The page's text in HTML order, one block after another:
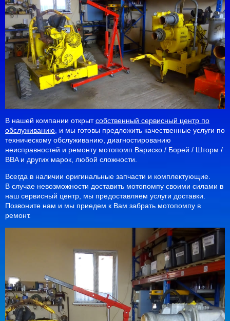
В нашей компании открытсобственный сервисный центр по
обслуживанию , и мы готовы предложить качественные услуги по
техническому обслуживанию, диагностированию
неисправностей и ремонту мотопомп Вариско / Борей / Шторм /
BBA и других марок, любой сложности.
Всегда в наличии оригинальные запчасти и комплектующие.
В случае невозможности доставить мотопомпу своими силами в
наш сервисный центр, мы предоставляем услуги доставки.
Позвоните нам и мы приедем к Вам забрать мотопомпу в
ремонт.